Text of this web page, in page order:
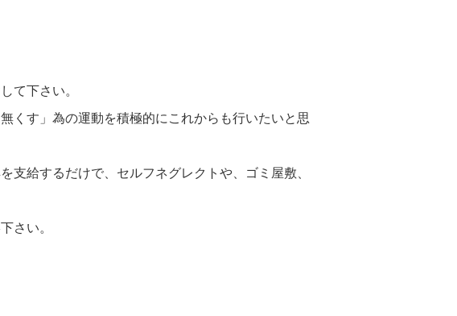
て下さい。
くす」為の運動を積極的にこれからも行いたいと思
給するだけで、セルフネグレクトや、ゴミ屋敷、
さい。